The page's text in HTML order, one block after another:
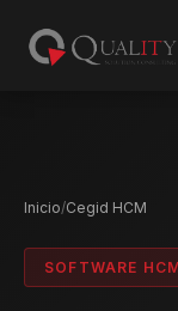
Inicio Cegid HCM
SOFTWARE